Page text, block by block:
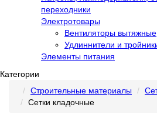
переходники
Электротовары
Вентиляторы вытяжные
Удлиннители и
Элементы питания
Категории
Строительные материалы
Сетки кладочные